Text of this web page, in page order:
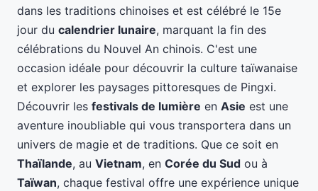
dans les traditions chinoises et est célébré le 15e
jour du calendrier lunaire, marquant la fin des
célébrations du Nouvel An chinois. C'est une
occasion idéale pour découvrir la culture taïwanaise
et explorer les paysages pittoresques de Pingxi.
Découvrir les festivals de lumière en Asie est une
aventure inoubliable qui vous transportera dans un
univers de magie et de traditions. Que ce soit en
Thaïlande, au Vietnam, en Corée du Sud ou à
Taïwan, chaque festival offre une expérience unique